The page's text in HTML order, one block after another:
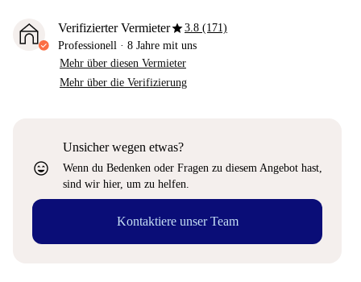
Verifizierter Vermieterstar3.8 (171)
Professionell · 8 Jahre mit uns
Mehr über diesen Vermieter
Mehr über die Verifizierung
sentiment_very_satisfied
Unsicher wegen etwas?
Wenn du Bedenken oder Fragen zu diesem Angebot hast,
sind wir hier, um zu helfen.
Kontaktiere unser Team